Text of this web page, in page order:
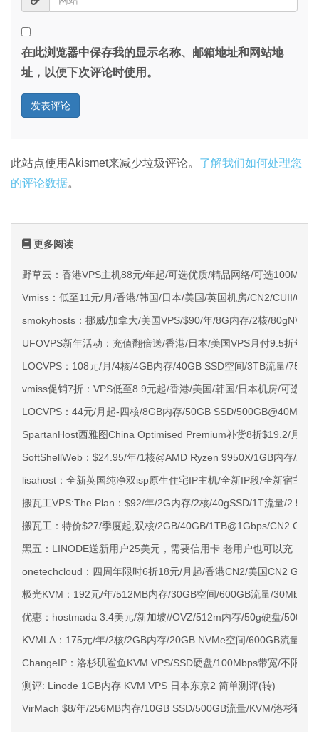
在此浏览器中保存我的显示名称、邮箱地址和网站地
址，以便下次评论时使用。
此站点使用Akismet来减少垃圾评论。 了解我们如何处理您
的评论数据。
更多阅读
野草云：香港VPS主机88元/年起/可选优质/精品网络/可选100M不
Vmiss：低至11元/月/香港/韩国/日本/美国/英国机房/CN2/CUII/
smokyhosts：挪威/加拿大/美国VPS/$90/年/8G内存/2核/
UFOVPS新年活动：充值翻倍送/香港/日本/美国VPS月付9.5折年
LOCVPS：108元/月/4核/4GB内存/40GB SSD空间/3TB流量/
vmiss促销7折：VPS低至8.9元起/香港/美国/韩国/日本机房/可选
LOCVPS：44元/月起-四核/8GB内存/50GB SSD/
SpartanHost西雅图China Optimised Premium补货8折$19.2/月起
SoftShellWeb：$24.95/年/1核@AMD Ryzen 9950X/1GB内存/
lisahost：全新英国纯净双isp原生住宅IP主机/全新IP段/全新宿主机
搬瓦工VPS:The Plan：$92/年/2G内存/2核/40gSSD/1T流量/2.5G
搬瓦工：特价$27/季度起,双核/2GB/40GB/1TB@1Gbps/CN2 GIA/
黑五：LINODE送新用户25美元，需要信用卡 老用户也可以充
onetechcloud：四周年限时6折18元/月起/香港CN2/美国CN2 GIA/
极光KVM：192元/年/512MB内存/30GB空间/600GB流量/30Mbps-
优惠：hostmada 3.4美元/新加坡//OVZ/512m内存/50g硬盘/500g流
KVMLA：175元/年/2核/2GB内存/20GB NVMe空间/600GB流量/
ChangeIP：洛杉矶鲨鱼KVM VPS/SSD硬盘/100Mbps带宽/不限流
测评: Linode 1GB内存 KVM VPS 日本东京2 简单测评(转)
VirMach $8/年/256MB内存/10GB SSD/500GB流量/KVM/洛杉矶